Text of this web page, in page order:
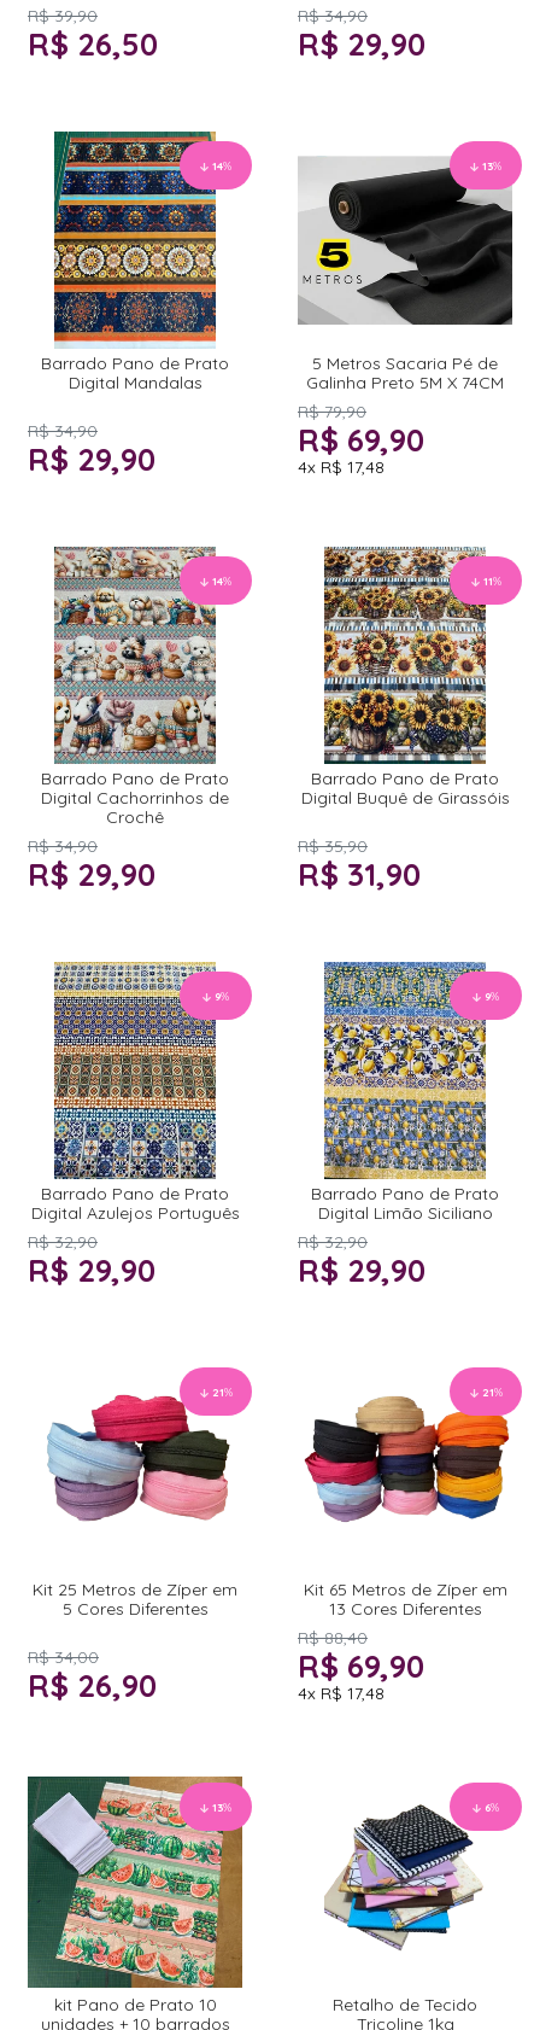
R$ 39,90
R$ 26,50
R$ 34,90
R$ 29,90
14%
Barrado Pano de Prato
Digital Mandalas
R$ 34,90
R$ 29,90
13%
5 Metros Sacaria Pé de
Galinha Preto 5M X 74CM
R$ 79,90
R$ 69,90
4x R$ 17,48
14%
Barrado Pano de Prato
Digital Cachorrinhos de
Crochê
R$ 34,90
R$ 29,90
11%
Barrado Pano de Prato
Digital Buquê de Girassóis
R$ 35,90
R$ 31,90
9%
Barrado Pano de Prato
Digital Azulejos Português
R$ 32,90
R$ 29,90
9%
Barrado Pano de Prato
Digital Limão Siciliano
R$ 32,90
R$ 29,90
21%
Kit 25 Metros de Zíper em
5 Cores Diferentes
R$ 34,00
R$ 26,90
21%
Kit 65 Metros de Zíper em
13 Cores Diferentes
R$ 88,40
R$ 69,90
4x R$ 17,48
13%
kit Pano de Prato 10
unidades + 10 barrados
6%
Retalho de Tecido
Tricoline 1kg